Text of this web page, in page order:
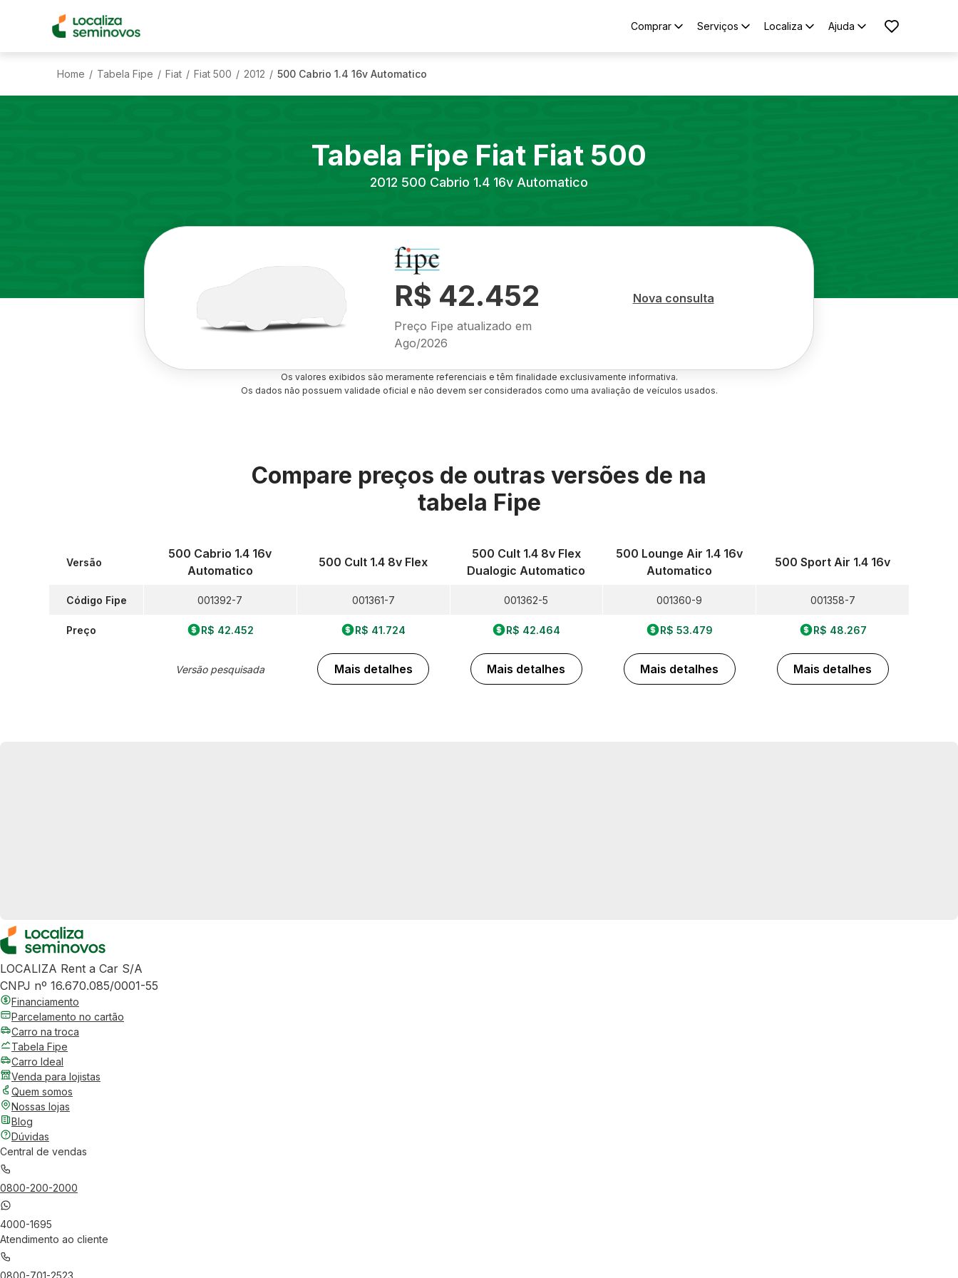
Comprar Serviços Localiza Ajuda
Home / Tabela Fipe / Fiat / Fiat 500 / 2012 / 500 Cabrio 1.4 16v Automatico
Tabela Fipe Fiat Fiat 500
2012 500 Cabrio 1.4 16v Automatico
R$ 42.452
Preço Fipe atualizado em
Ago/2026
Nova consulta
Os valores exibidos são meramente referenciais e têm finalidade exclusivamente informativa.
Os dados não possuem validade oficial e não devem ser considerados como uma avaliação de veículos usados.
Compare preços de outras versões de na
tabela Fipe
Versão
Código Fipe
Preço
500 Cabrio 1.4 16v
Automatico
001392-7
R$ 42.452
Versão pesquisada
500 Cult 1.4 8v Flex
001361-7
R$ 41.724
Mais detalhes
500 Cult 1.4 8v Flex
Dualogic Automatico
001362-5
R$ 42.464
Mais detalhes
500 Lounge Air 1.4 16v
Automatico
001360-9
R$ 53.479
Mais detalhes
500 Sport Air 1.4 16v
001358-7
R$ 48.267
Mais detalhes
LOCALIZA Rent a Car S/A
CNPJ nº 16.670.085/0001-55
Financiamento
Parcelamento no cartão
Carro na troca
Tabela Fipe
Carro Ideal
Venda para lojistas
Quem somos
Nossas lojas
Blog
Dúvidas
Central de vendas
0800-200-2000
4000-1695
Atendimento ao cliente
0800-701-2523